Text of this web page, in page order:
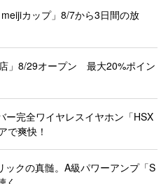
カップ」8/7から3日間の放
」8/29オープン 最大20%ポイン
ー完全ワイヤレスイヤホン「HSX
で爽快！
ックの真髄。A級パワーアンプ「S